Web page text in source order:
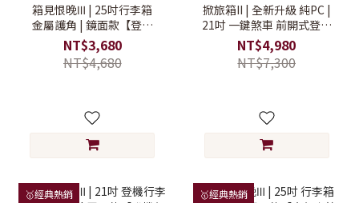
箱見恨晚Ⅲ | 25吋行李箱
金屬護角 | 鏡面款【登機
行李箱/旅行箱/硬殼行李
箱】
NT$3,680
NT$4,680
掀旅箱II | 全新升級 純PC |
21吋 一鍵煞車 前開式登機
行李箱【登機行李箱/前開
式行李箱/硬殼行李箱】
NT$4,980
NT$7,300
🥇經典熱銷 🥇經典熱銷